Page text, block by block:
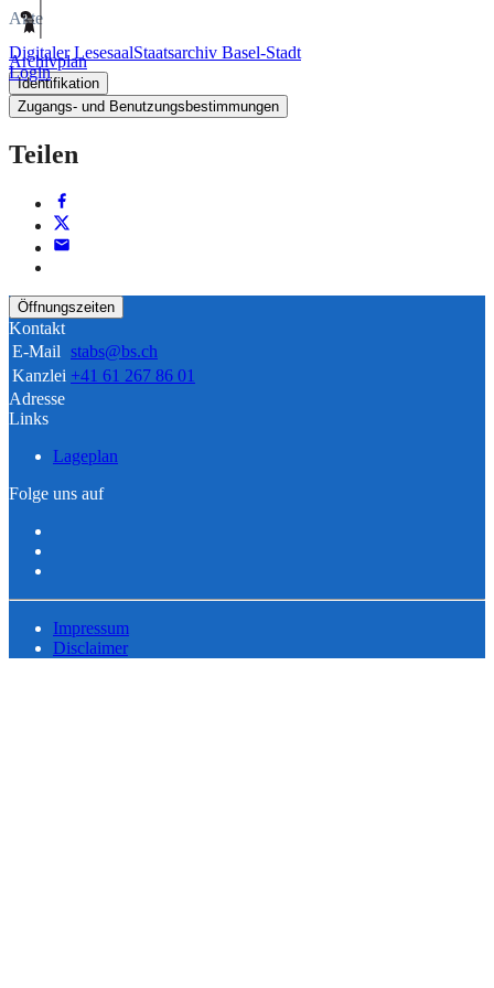
Digitaler LesesaalStaatsarchiv Basel-Stadt
Login
Akte
Archivplan
Identifikation
Zugangs- und Benutzungsbestimmungen
Teilen
Öffnungszeiten
Kontakt
E-Mail stabs@bs.ch
Kanzlei +41 61 267 86 01
Adresse
Links
Lageplan
Folge uns auf
Impressum
Disclaimer